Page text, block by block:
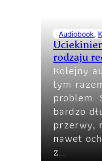
Audiobook,
rodzaju
Kolejny
tym
problem.
bardzo
przerwy,
nawet
z…